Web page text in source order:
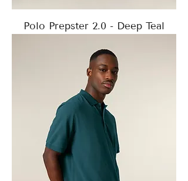
Polo Prepster 2.0 - Deep Teal